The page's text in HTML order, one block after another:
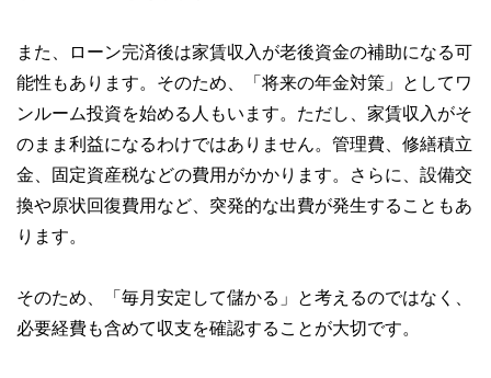
また、ローン完済後は家賃収入が老後資金の補助になる可
能性もあります。そのため、「将来の年金対策」としてワ
ンルーム投資を始める人もいます。ただし、家賃収入がそ
のまま利益になるわけではありません。管理費、修繕積立
金、固定資産税などの費用がかかります。さらに、設備交
換や原状回復費用など、突発的な出費が発生することもあ
ります。
そのため、「毎月安定して儲かる」と考えるのではなく、
必要経費も含めて収支を確認することが大切です。